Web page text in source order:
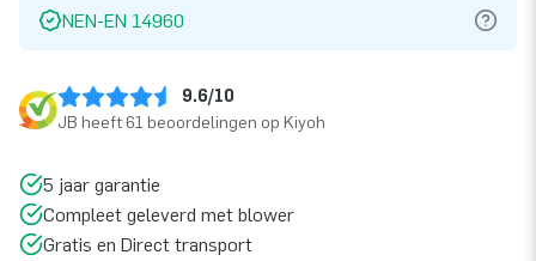
NEN-EN 14960
9.6/10
JB heeft 61 beoordelingen op Kiyoh
5 jaar garantie
Compleet geleverd met blower
Gratis en Direct transport